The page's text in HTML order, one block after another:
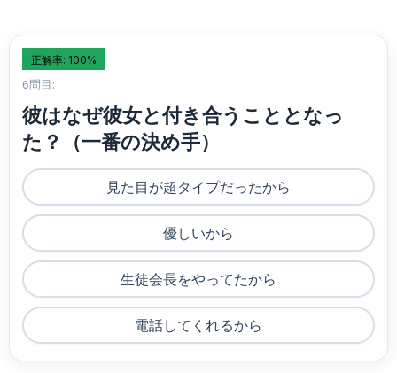
正解率: 100%
6問目:
彼はなぜ彼女と付き合うこととなっ
た？（一番の決め手）
見た目が超タイプだったから
優しいから
生徒会長をやってたから
電話してくれるから